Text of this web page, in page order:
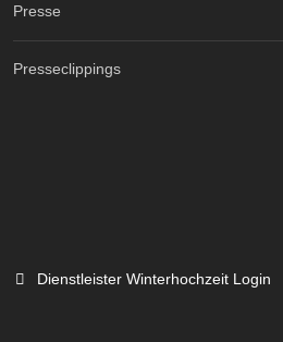
Presse
Presseclippings
Dienstleister Winterhochzeit Login